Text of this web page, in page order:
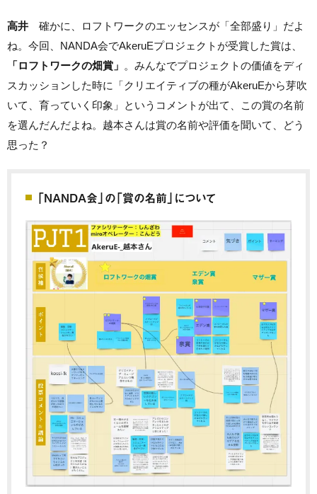
高井 確かに、ロフトワークのエッセンスが「全部盛り」だよ
ね。今回、NANDA会でAkeruEプロジェクトが受賞した賞は、
「ロフトワークの畑賞」 。みんなでプロジェクトの価値をディ
スカッションした時に「クリエイティブの種がAkeruEから芽吹
いて、育っていく印象」というコメントが出て、この賞の名前
を選んだんだよね。越本さんは賞の名前や評価を聞いて、どう
思った？
「NANDA会」の「賞の名前」について